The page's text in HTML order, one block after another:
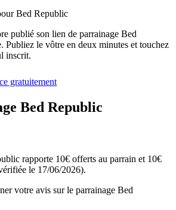
Bed Republic
publié son lien de parrainage Bed
Publiez le vôtre en deux minutes et touchez
inscrit.
gratuitement
Bed Republic
rapporte 10€ offerts au parrain et 10€
le 17/06/2026).
votre avis sur le parrainage Bed